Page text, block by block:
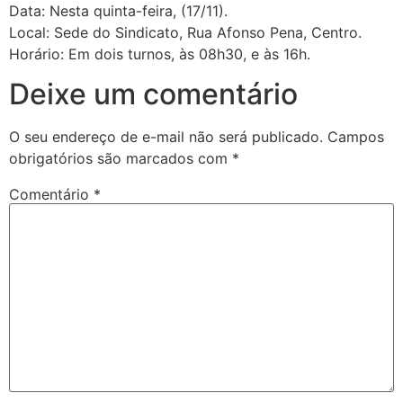
Data: Nesta quinta-feira, (17/11).
Local: Sede do Sindicato, Rua Afonso Pena, Centro.
Horário: Em dois turnos, às 08h30, e às 16h.
Deixe um comentário
O seu endereço de e-mail não será publicado. Campos
obrigatórios são marcados com *
Comentário *